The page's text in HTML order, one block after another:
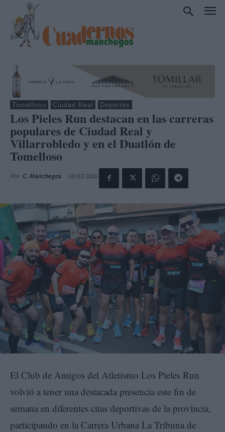
Tomelloso Ciudad Real Deportes
Los Pieles Run destacan en las carreras
populares de Ciudad Real y
Villarrobledo y en el Duatlón de
Tomelloso
Por C. Manchegos 16/03/2026
El Club de Amigos del Atletismo Los Pieles Run
volvió a tener una destacada presencia este fin de
semana en diferentes citas deportivas de la provincia,
participando en la Carrera Urbana La Tribuna de